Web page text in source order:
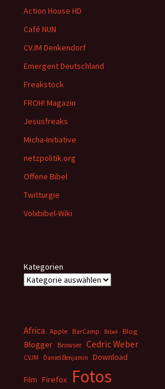
Action House HD
Café NUN
CVJM Denkendorf
Emergent Deutschland
Freakstock
FROH! Magazin
Jesusfreaks
Micha-Initiative
netzpolitik.org
Offene Bibel
Twitturgie
Volxbibel-Wiki
Kategorien
Africa Apple BarCamp Bibel Blog
Blogger Browser Cedric Weber
CVJM Daniel Benjamin Download
Film Firefox Fotos